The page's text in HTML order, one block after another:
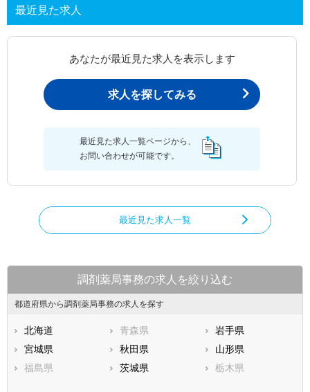
最近見た求人
あなたが最近見た求人を表示します
求人を探してみる
最近見た求人一覧ページから、
お問い合わせが可能です。
最近見た求人一覧
調剤薬局事務の求人を絞り込む
都道府県から調剤薬局事務の求人を探す
北海道 青森県
岩手県
宮城県
秋田県
山形県
福島県
茨城県
栃木県